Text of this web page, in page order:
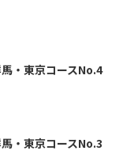
東京コースNo.4
東京コースNo.3